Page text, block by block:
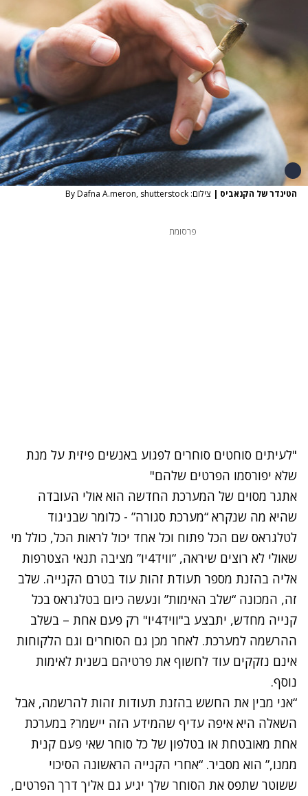
הטינדר של הקנאביס | צילום: By Dafna A.meron, shutterstock
פרסומת
"לעיתים סוחטים סוחרים לפגוע באנשים פיזית על מנת
שלא יפורסמו הפרטים שלהם"
אתגר מסוים של המערכת החדשה הוא אולי העובדה
שהיא מה שנקרא “מערכת סגורה” - כלומר שבניגוד
לטלגראס שם הכל פתוח וכל אחד יכול לראות הכל, כולל מי
שאולי לא רוצים שיראה, “וויד4יו” מציבה תנאי הצטרפות
אליה בהזנת מספר תעודת זהות עוד בטרם הקנייה. שלב
זה, המכונה “שלב האימות” ונעשה כיום בטלגראס בכל
קנייה מחדש, יתבצע ב"וויד4יו" רק פעם אחת – בשלב
ההרשמה למערכת. לאחר מכן גם הסוחרים וגם הלקוחות
אינם נזקקים עוד לחשוף את פרטיהם בשנית לאימות
נוסף.
“אני מבין את החשש בהזנת תעודות זהות להרשמה, אבל
השאלה היא איפה עדיף שהמידע הזה יישמר? במערכת
אחת מאובטחת או בטלפון של כל סוחר שאי פעם קנית
ממנו,” הוא מסביר. “אחרי הקנייה הראשונה הסיכוי
ששוטר שתפס את הסוחר שלך יגיע גם אליך דרך הפרטים,